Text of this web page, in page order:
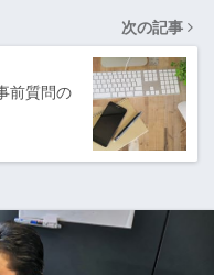
次の記事
前質問の